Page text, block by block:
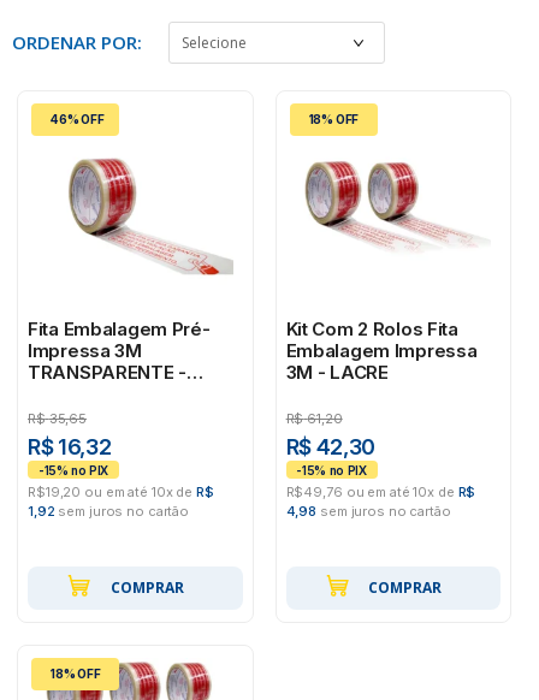
ORDENAR POR:
46% OFF
Fita Embalagem Pré-
Impressa 3M
TRANSPARENTE -
R$ 35,65
R$ 16,32
R$19,20 ou em até 10x de R$
1,92 sem juros no cartão
COMPRAR
18% OFF
Kit Com 2 Rolos Fita
Embalagem Impressa
3M - LACRE
R$ 61,20
R$ 42,30
R$49,76 ou em até 10x de R$
4,98 sem juros no cartão
COMPRAR
18% OFF